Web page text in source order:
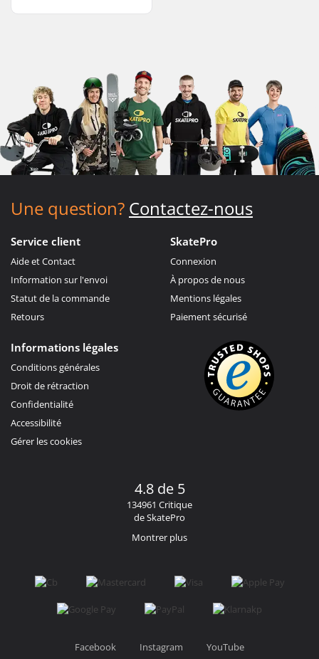
Une question? Contactez-nous
Service client
Aide et Contact
Information sur l'envoi
Statut de la commande
Retours
SkatePro
Connexion
À propos de nous
Mentions légales
Paiement sécurisé
Informations légales
Conditions générales
Droit de rétraction
Confidentialité
Accessibilité
Gérer les cookies
4.8 de 5
134961 Critique
de SkatePro
Montrer plus
Facebook Instagram YouTube